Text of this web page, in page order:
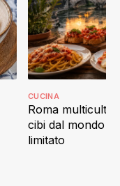
Roma
cibi dal mondo
limitato
CUCINA